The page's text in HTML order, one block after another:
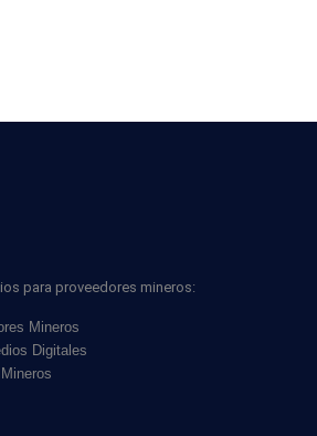
para proveedores mineros:
Mineros
Digitales